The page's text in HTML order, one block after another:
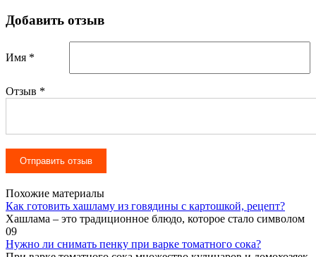
Добавить отзыв
Имя *
Отзыв *
Похожие материалы
Как готовить хашламу из говядины с картошкой, рецепт?
Хашлама – это традиционное блюдо, которое стало символом
09
Нужно ли снимать пенку при варке томатного сока?